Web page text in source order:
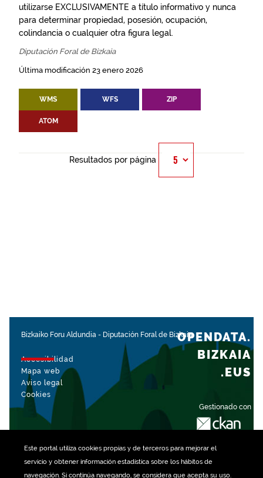
Este portal utiliza cookiespropias y de terceros para mejorar el
servicio y obtener información estadística sobre los hábitos de
navegación. Si continúa navegando, se considera que acepta su uso.
utilizarse EXCLUSIVAMENTE a título informativo y nunca
para determinar propiedad, posesión, ocupación,
colindancia o cualquier otra figura legal.
Diputación Foral de Bizkaia
Última modificación 23 enero 2026
WMS WFS ZIP
ATOM
Resultados por página
Bizkaiko Foru Aldundia - Diputación Foral de Bizkaia
Accesibilidad
Mapa web
Aviso legal
Cookies
Gestionado con
OPENDATA.
BIZKAIA
.EUS